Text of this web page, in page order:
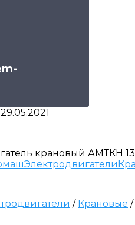
29.05.2021
крановый АМТКН
Электродвигатели
/ Крановые